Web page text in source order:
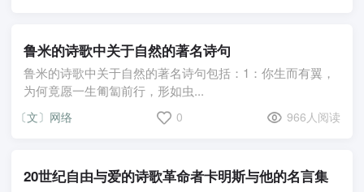
鲁米的诗歌中关于自然的著名诗句
鲁米的诗歌中关于自然的著名诗句包括：1：你生而有翼，
为何竟愿一生匍匐前行，形如虫...
〔文〕网络 0 966人阅读
20世纪自由与爱的诗歌革命者卡明斯与他的名言集